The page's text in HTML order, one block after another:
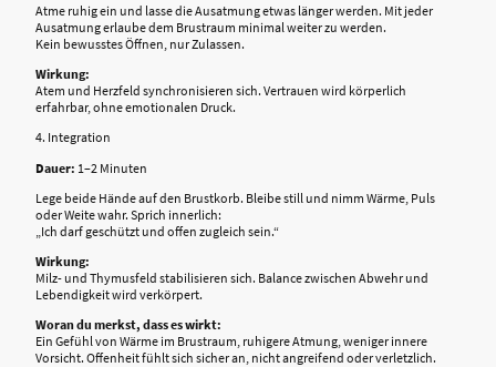
Atme ruhig ein und lasse die Ausatmung etwas länger werden. Mit jeder
Ausatmung erlaube dem Brustraum minimal weiter zu werden.
Kein bewusstes Öffnen, nur Zulassen.
Wirkung:
Atem und Herzfeld synchronisieren sich. Vertrauen wird körperlich
erfahrbar, ohne emotionalen Druck.
4. Integration
Dauer: 1–2 Minuten
Lege beide Hände auf den Brustkorb. Bleibe still und nimm Wärme, Puls
oder Weite wahr. Sprich innerlich:
„Ich darf geschützt und offen zugleich sein.“
Wirkung:
Milz- und Thymusfeld stabilisieren sich. Balance zwischen Abwehr und
Lebendigkeit wird verkörpert.
Woran du merkst, dass es wirkt:
Ein Gefühl von Wärme im Brustraum, ruhigere Atmung, weniger innere
Vorsicht. Offenheit fühlt sich sicher an, nicht angreifend oder verletzlich.